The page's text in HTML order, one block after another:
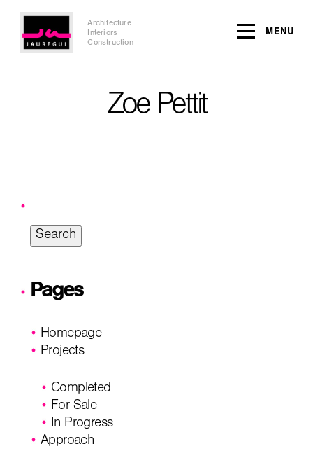
Architecture
Interiors
Construction
MENU
Zoe Pettit
Pages
Homepage
Projects
Completed
For Sale
In Progress
Approach